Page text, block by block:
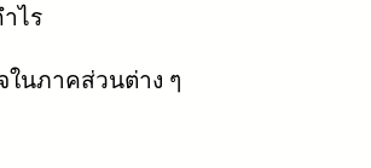
ไร
นภาคส่วนต่าง ๆ